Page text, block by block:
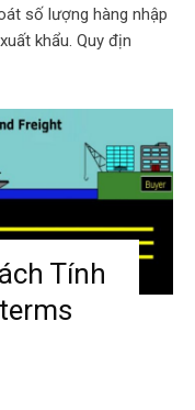
số lượng hàng nhập
khẩu. Quy địn
Tính